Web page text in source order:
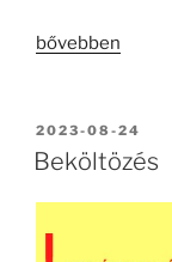
„Szirén
bővebben
BEKÜLDVE:
2023-08-24
Beköltözés